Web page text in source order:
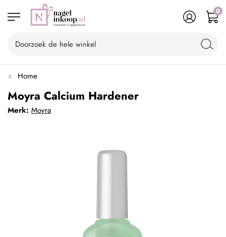
0
Home
Moyra Calcium Hardener
Merk: Moyra